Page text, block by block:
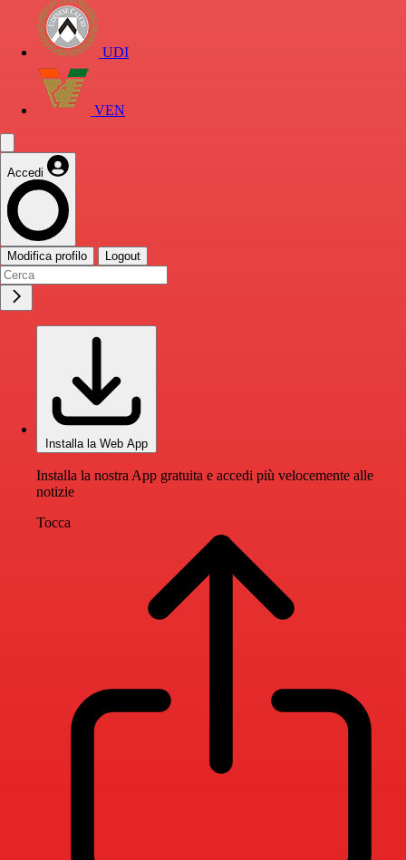
UDI
VEN
Accedi
Modifica profilo Logout
Installa la Web App
Installa la nostra App gratuita e accedi più velocemente alle
notizie
Tocca